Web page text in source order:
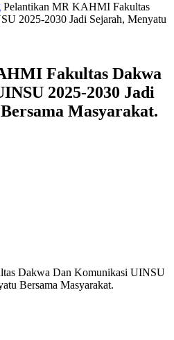
Pelantikan MR KAHMI Fakultas
2025-2030 Jadi Sejarah, Menyatu
Fakultas Dakwa
2025-2030 Jadi
Masyarakat.
Dakwa Dan Komunikasi UINSU
Bersama Masyarakat.